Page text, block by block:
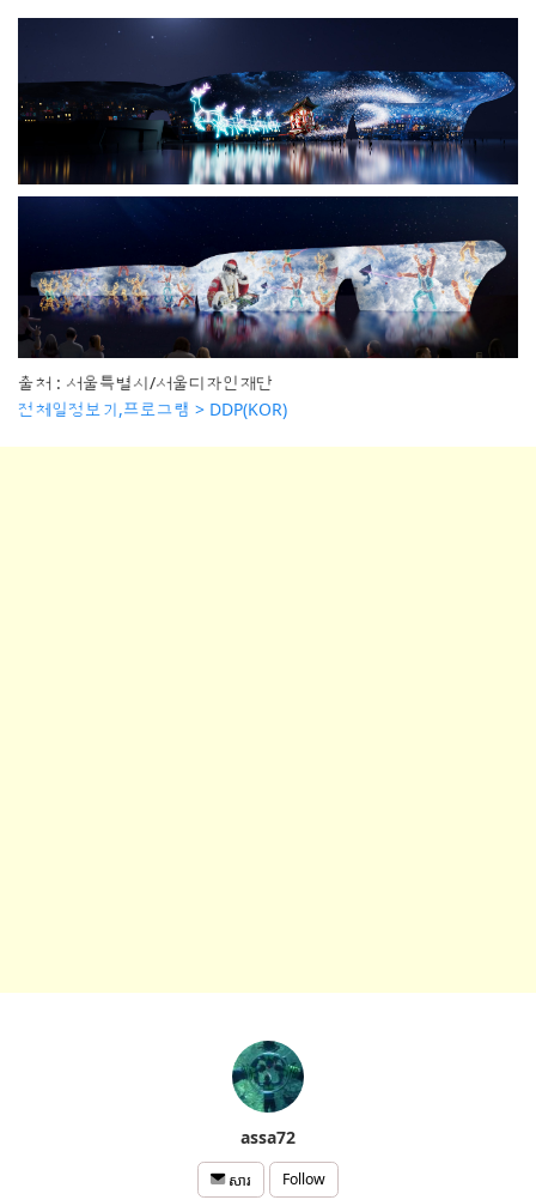
출처 : 서울특별시/서울디자인재단
전체일정보기,프로그램 > DDP(KOR)
assa72
សារ Follow